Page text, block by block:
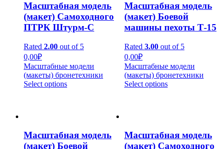
Масштабная модель
(макет) Самоходного
ПТРК Штурм-С
Rated 2.00 out of 5
0,00₽
Масштабные модели
(макеты) бронетехники
Select options
Масштабная модель
(макет) Боевой
машины пехоты Т-15
Rated 3.00out of 5
0,00₽
Масштабные модели
(макеты) бронетехники
Select options
Масштабная модель
(макет) Боевой
Масштабная модель
(макет) Самоходного